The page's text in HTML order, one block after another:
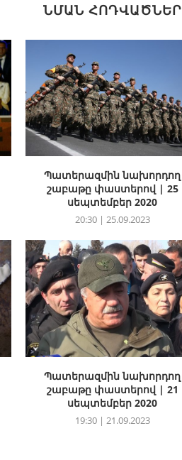
ՆՄԱՆ ՀՈԴՎԱԾՆԵՐ
Պատերազմին նախորդող
շաբաթը փաստերով | 25
սեպտեմբեր 2020
20:30 | 25.09.2023
Պատերազմին նախորդող
շաբաթը փաստերով | 21
սեպտեմբեր 2020
19:30 | 21.09.2023